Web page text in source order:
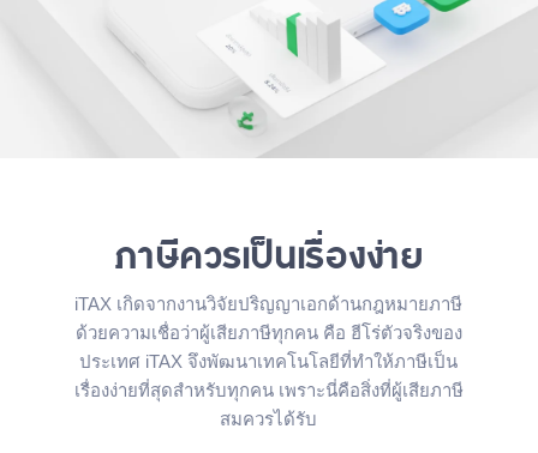
ภาษีควรเป็นเรื่องง่าย
iTAX เกิดจากงานวิจัยปริญญาเอกด้านกฎหมายภาษี
ด้วยความเชื่อว่าผู้เสียภาษีทุกคน คือ ฮีโร่ตัวจริงของ
ประเทศ iTAX จึงพัฒนาเทคโนโลยีที่ทำให้ภาษีเป็น
เรื่องง่ายที่สุดสำหรับทุกคน เพราะนี่คือสิ่งที่ผู้เสียภาษี
สมควรได้รับ